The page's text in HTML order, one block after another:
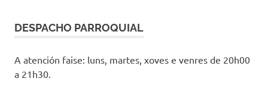
DESPACHO PARROQUIAL
A atención faise: luns, martes, xoves e venres de 20h00
a 21h30.